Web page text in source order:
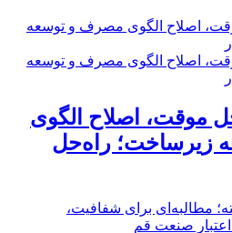
موقت، اصلاح الگوی
زیرساخت؛ راه‌حل